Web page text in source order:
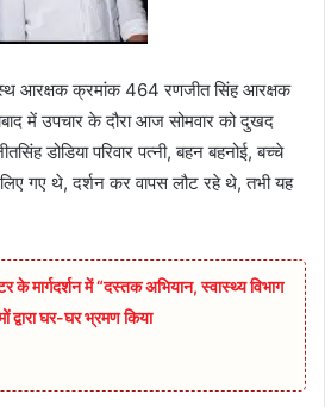
आरक्षक क्रमांक 464 रणजीत सिंह आरक्षक
में उपचार के दौरा आज सोमवार को दुखद
डोडिया परिवार पत्नी, बहन बहनोई, बच्चे
गए थे, दर्शन कर वापस लौट रहे थे, तभी यह
के मार्गदर्शन में “दस्तक अभियान,‌ स्वास्थ्य विभाग
द्वारा घर-घर भ्रमण किया